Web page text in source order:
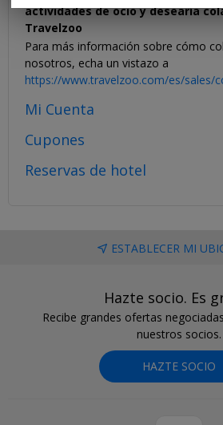
actividades de ocio y desearía
Travelzoo
Para más información sobre cómo
nosotros, echa un vistazo a
https://www.travelzoo.com/es/sales/
Mi Cuenta
Cupones
Reservas de hotel
ESTABLECER MI
Hazte socio. Es
Recibe grandes ofertas
nuestros socios.
HAZTE SOCIO